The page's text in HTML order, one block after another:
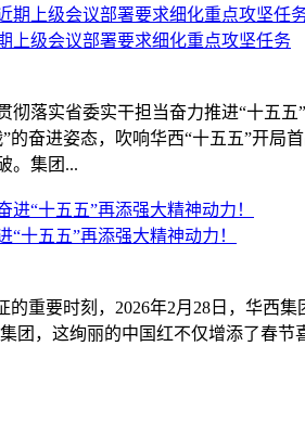
级会议部署要求细化重点攻坚任务
落实省委实干担当奋力推进“十五
奋进姿态，吹响华西“十五五”开
。集团...
十五五”再添强大精神动力！
重要时刻，2026年2月28日，华西
团，这绚丽的中国红不仅增添了春